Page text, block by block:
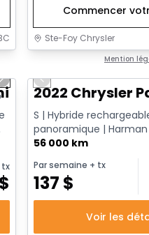
Commencer
Ste-Foy Chrysler
Mention
Next slide
tx
$
Très bonne offre
Previous slide
2022 Chrysler
S | Hybride
panoramique | Harman
Caméra 360 | Écrans
56 000 km
Par semaine + tx
137 $
Voir les